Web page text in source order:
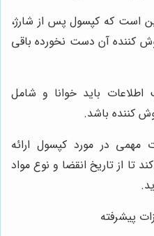
است که کپسول پس از شارژ،
کننده آن دست نخورده باقی
باید خوانا و شامل
کننده باشد.
مهمی در مورد کپسول ارائه
از تاریخ انقضا و نوع مواد
پیشرفته